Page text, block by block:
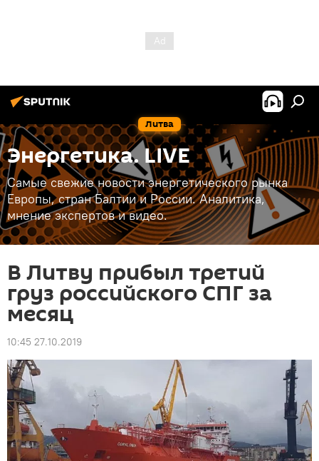
Литва
Энергетика. LIVE
Самые свежие новости энергетического рынка
Европы, стран Балтии и России. Аналитика,
мнение экспертов и видео.
В Литву прибыл третий
груз российского СПГ за
месяц
10:45 27.10.2019